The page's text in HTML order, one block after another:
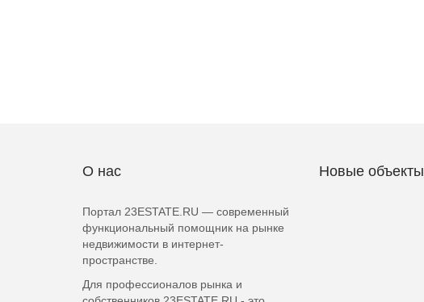
О нас
Портал 23ESTATE.RU — современный
функциональный помощник на рынке
недвижимости в интернет-
пространстве.
Для профессионалов рынка и
Новые объекты